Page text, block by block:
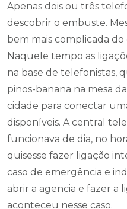
Apenas dois ou três
descobrir o embuste.
bem mais complicada do
Naquele tempo as
na base de telefonistas,
pinos-banana na mesa
cidade para conectar
disponíveis. A central
funcionava de dia, no
quisesse fazer ligação
caso de emergência e
abrir a agencia e fazer a
aconteceu nesse caso.